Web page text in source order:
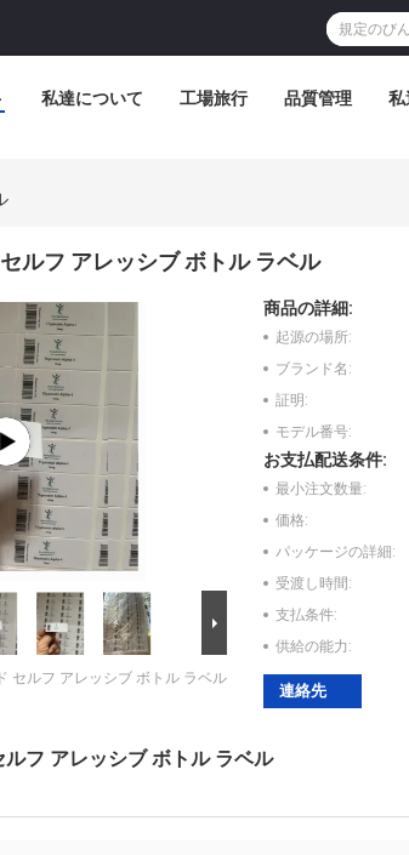
私達について 工場旅行 品質管理 私
ルフ アレッシブ ボトル ラベル
セルフ アレッシブ ボトル ラベル
商品の詳細:
起源の場所:
ブランド名:
証明:
モデル番号:
お支払配送条件:
最小注文数量:
価格:
パッケージの詳細:
受渡し時間:
支払条件:
供給の能力:
連絡先
フ アレッシブ ボトル ラベル